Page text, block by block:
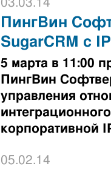
03.03.14
ПингВин
SugarCRM с
5 марта в 11:00
ПингВин
управления
корпоративной
05.02.14